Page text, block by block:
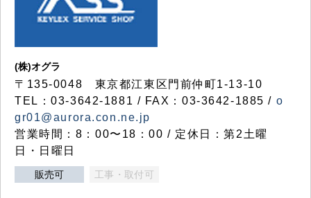
(株)オグラ
〒135-0048 東京都江東区門前仲町1-13-10
TEL：03-3642-1881 / FAX：03-3642-1885 / o
gr01@aurora.con.ne.jp
営業時間：8：00〜18：00 / 定休日：第2土曜
日・日曜日
販売可 工事・取付可